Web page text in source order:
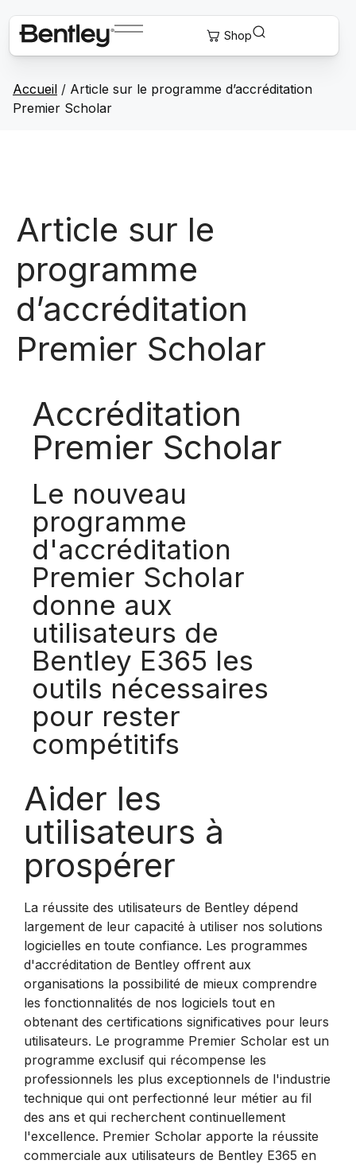
Accueil / Article sur le programme d’accréditation
Premier Scholar
Article sur le
programme
d’accréditation
Premier Scholar
Accréditation
Premier Scholar
Le nouveau
programme
d'accréditation
Premier Scholar
donne aux
utilisateurs de
Bentley E365 les
outils nécessaires
pour rester
compétitifs
Aider les
utilisateurs à
prospérer
La réussite des utilisateurs de Bentley dépend
largement de leur capacité à utiliser nos solutions
logicielles en toute confiance. Les programmes
d'accréditation de Bentley offrent aux
organisations la possibilité de mieux comprendre
les fonctionnalités de nos logiciels tout en
obtenant des certifications significatives pour leurs
utilisateurs. Le programme Premier Scholar est un
programme exclusif qui récompense les
professionnels les plus exceptionnels de l'industrie
technique qui ont perfectionné leur métier au fil
des ans et qui recherchent continuellement
l'excellence. Premier Scholar apporte la réussite
commerciale aux utilisateurs de Bentley E365 en